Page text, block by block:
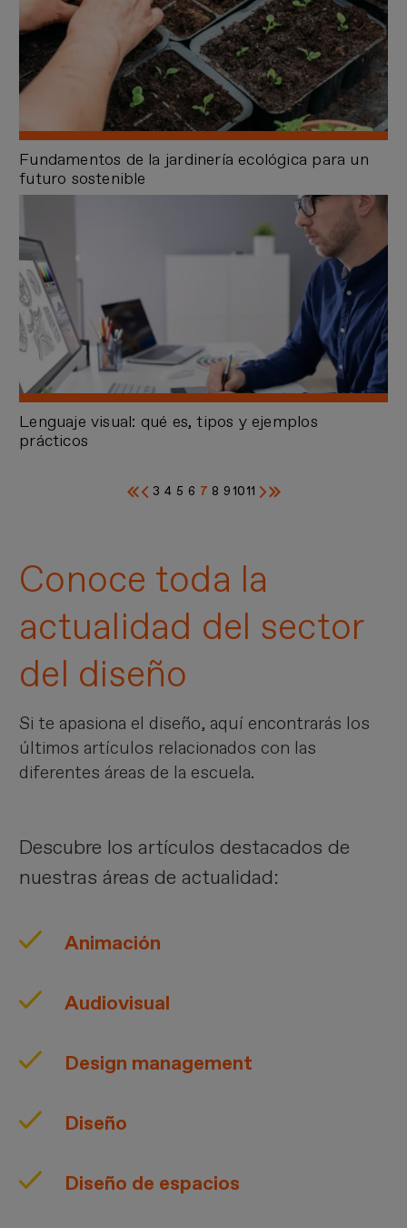
Fundamentos de la jardinería ecológica para un
futuro sostenible
Lenguaje visual: qué es, tipos y ejemplos
prácticos
Primera
Página
Página
3 Página
4 Página
5 Página
6 Página
7 Página
8 Página
9 Página
10 Página
11 Siguiente
Última
Conoce toda la
actualidad del sector
del diseño
Si te apasiona el diseño, aquí encontrarás los
últimos artículos relacionados con las
diferentes áreas de la escuela.
Descubre los artículos destacados de
nuestras áreas de actualidad:
Animación
Audiovisual
Design management
Diseño
Diseño de espacios